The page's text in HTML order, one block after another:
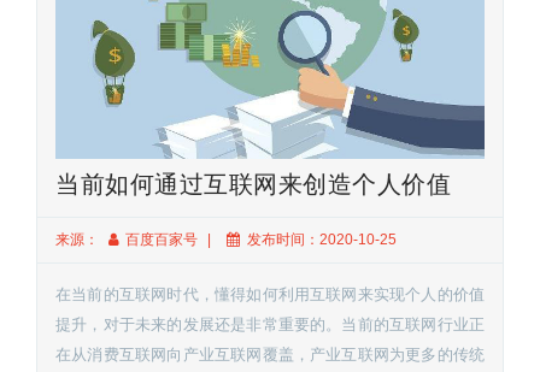
当前如何通过互联网来创造个人价值
来源： 百度百家号 发布时间：2020-10-25
在当前的互联网时代，懂得如何利用互联网来实现个人的价值
提升，对于未来的发展还是非常重要的。当前的互联网行业正
在从消费互联网向产业互联网覆盖，产业互联网为更多的传统